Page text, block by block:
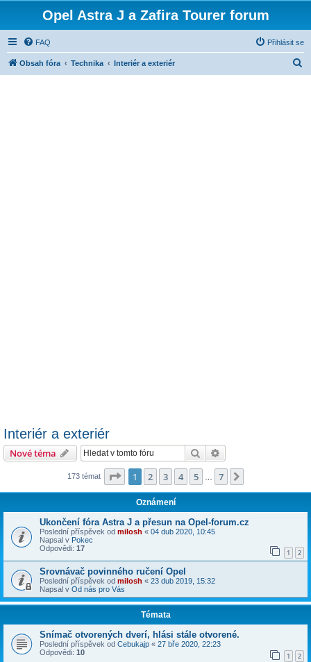
Opel Astra J a Zafira Tourer forum
FAQ Přihlásit se
Obsah fóra Technika Interiér a exteriér
Interiér a exteriér
Nové téma Hledat
173 témat Stránka z
1 2 3 4 5 7
Oznámení
Ukončení fóra Astra J a přesun na Opel-forum.cz
Poslední příspěvek od milosh « 04 dub 2020, 10:45
Napsal v Pokec
Odpovědi: 17 1 2
Srovnávač povinného ručení Opel
Poslední příspěvek od milosh « 23 dub 2019, 15:32
Napsal v Od nás pro Vás
Témata
Snímač otvorených dverí, hlási stále otvorené.
Poslední příspěvek od Cebukajp « 27 bře 2020, 22:23
Odpovědi: 10 1 2